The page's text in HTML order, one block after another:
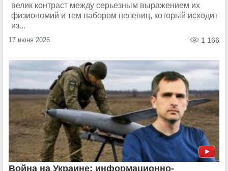
велик контраст между серьезным выражением их
физиономий и тем набором нелепиц, который исходит
из...
17 июня 2026 1 166
Война на Украине: информационно-